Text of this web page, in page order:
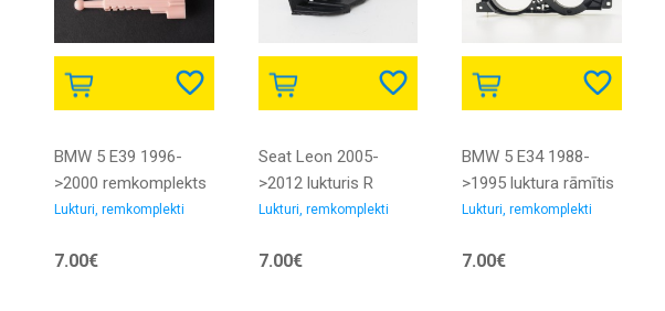
BMW 5 E39 1996-
>2000 remkomplekts
luktura mehānismam
Lukturi, remkomplekti
7.00€
Seat Leon 2005-
>2012 lukturis R
remkomplekts
Lukturi, remkomplekti
7.00€
BMW 5 E34 1988-
>1995 luktura rāmītis
LLukturi, remkomplekti
7.00€